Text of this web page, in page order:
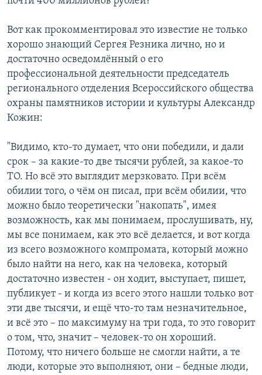
Вот как прокомментировал это известие не только
хорошо знающий Сергея Резника лично, но и
достаточно осведомлённый о его
профессиональной деятельности председатель
регионального отделения Всероссийского общества
охраны памятников истории и культуры Александр
Кожин:
"Видимо, кто-то думает, что они победили, и дали
срок – за какие-то две тысячи рублей, за какое-то
ТО. Но всё это выглядит мерзковато. При всём
обилии того, о чём он писал, при всём обилии, что
можно было теоретически "накопать", имея
возможность, как мы понимаем, прослушивать, ну,
мы все понимаем, как это всё делается, и вот когда
из всего возможного компромата, который можно
было найти на него, как на человека, который
достаточно известен - он ходит, выступает, пишет,
публикует - и когда из всего этого нашли только вот
эти две тысячи, и ещё что-то там незначительное,
и всё это – по максимуму на три года, то это говорит
о том, что, значит – человек-то он хороший.
Потому, что ничего больше не смогли найти, а те
люди, которые это выполняют, они – бедные люди,